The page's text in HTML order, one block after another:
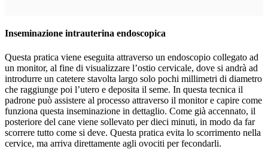
Inseminazione intrauterina endoscopica
Questa pratica viene eseguita attraverso un endoscopio collegato ad
un monitor, al fine di visualizzare l’ostio cervicale, dove si andrà ad
introdurre un catetere stavolta largo solo pochi millimetri di diametro
che raggiunge poi l’utero e deposita il seme. In questa tecnica il
padrone può assistere al processo attraverso il monitor e capire come
funziona questa inseminazione in dettaglio. Come già accennato, il
posteriore del cane viene sollevato per dieci minuti, in modo da far
scorrere tutto come si deve. Questa pratica evita lo scorrimento nella
cervice, ma arriva direttamente agli ovociti per fecondarli.